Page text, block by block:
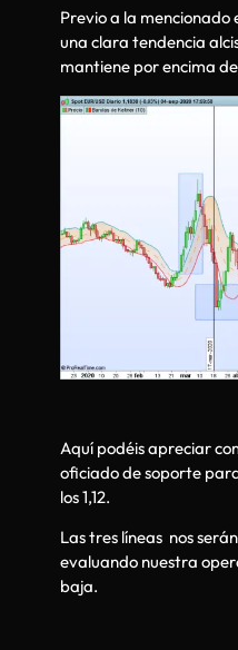
Previo a la
una clara tendencia
mantiene por encima
Aquí podéis apreciar
oficiado de soporte
los 1,12.
Las tres líneas nos
evaluando nuestra
baja.